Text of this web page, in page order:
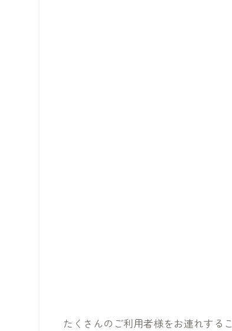
たくさんのご利用者様をお連れする